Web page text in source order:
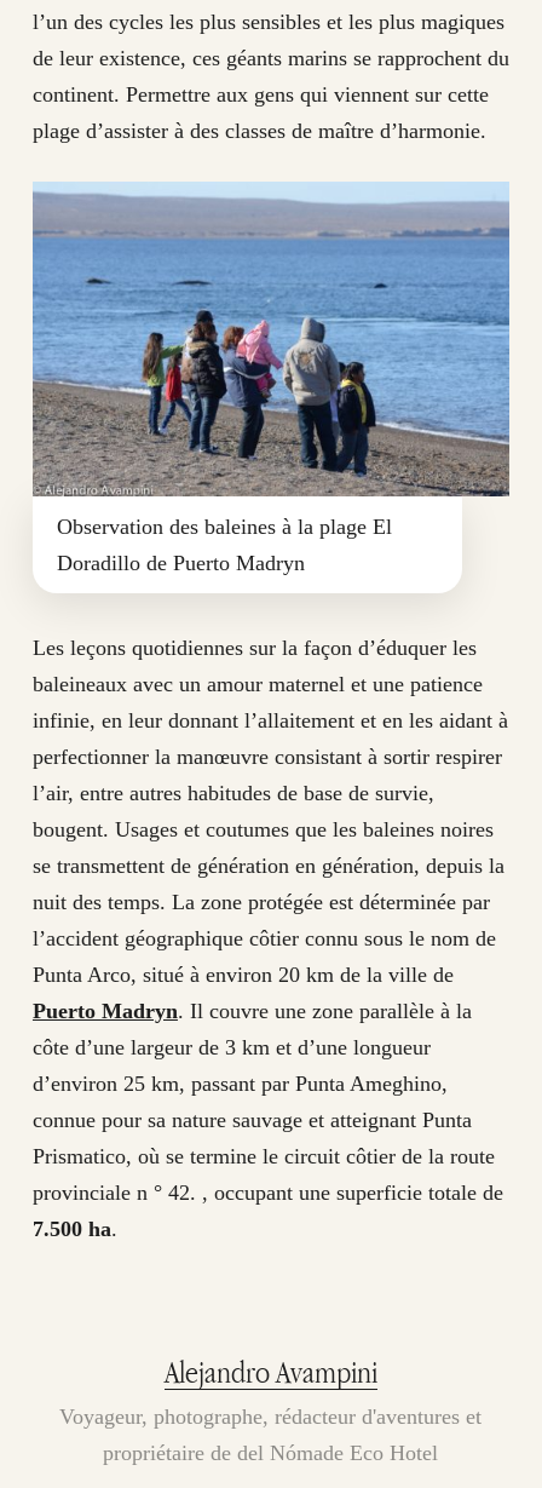
l’un des cycles les plus sensibles et les plus magiques
de leur existence, ces géants marins se rapprochent du
continent. Permettre aux gens qui viennent sur cette
plage d’assister à des classes de maître d’harmonie.
Observation des baleines à la plage El
Doradillo de Puerto Madryn
Les leçons quotidiennes sur la façon d’éduquer les
baleineaux avec un amour maternel et une patience
infinie, en leur donnant l’allaitement et en les aidant à
perfectionner la manœuvre consistant à sortir respirer
l’air, entre autres habitudes de base de survie,
bougent. Usages et coutumes que les baleines noires
se transmettent de génération en génération, depuis la
nuit des temps. La zone protégée est déterminée par
l’accident géographique côtier connu sous le nom de
Punta Arco, situé à environ 20 km de la ville de
Puerto Madryn. Il couvre une zone parallèle à la
côte d’une largeur de 3 km et d’une longueur
d’environ 25 km, passant par Punta Ameghino,
connue pour sa nature sauvage et atteignant Punta
Prismatico, où se termine le circuit côtier de la route
provinciale n ° 42. , occupant une superficie totale de
7.500 ha.
Alejandro Avampini
Voyageur, photographe, rédacteur d'aventures et
propriétaire de del Nómade Eco Hotel